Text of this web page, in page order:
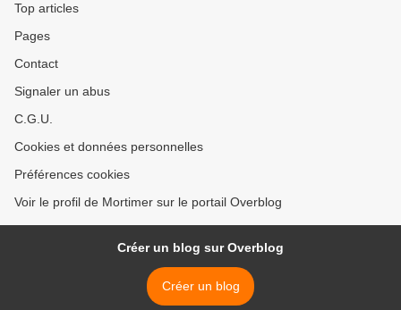
Top articles
Pages
Contact
Signaler un abus
C.G.U.
Cookies et données personnelles
Préférences cookies
Voir le profil de Mortimer sur le portail Overblog
Créer un blog sur Overblog
Créer un blog